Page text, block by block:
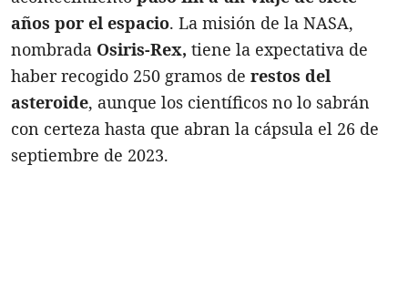
años por el espacio. La misión de la NASA,
nombrada Osiris-Rex, tiene la expectativa de
haber recogido 250 gramos de restos del
asteroide, aunque los científicos no lo sabrán
con certeza hasta que abran la cápsula el 26 de
septiembre de 2023.